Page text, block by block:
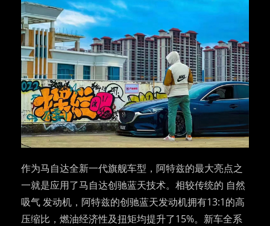
作为马自达全新一代旗舰车型，阿特兹的最大亮点之
一就是应用了马自达创驰蓝天技术。相较传统的 自然
吸气 发动机，阿特兹的创驰蓝天发动机拥有13:1的高
压缩比，燃油经济性及扭矩均提升了15%。新车全系